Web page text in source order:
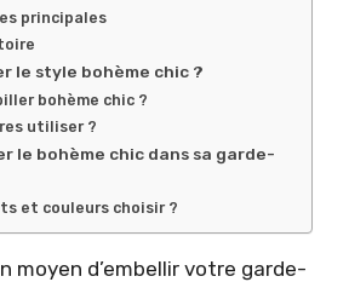
principales
le style bohème chic ?
bohème chic ?
utiliser ?
le bohème chic dans sa garde-
et couleurs choisir ?
moyen d’embellir votre garde-